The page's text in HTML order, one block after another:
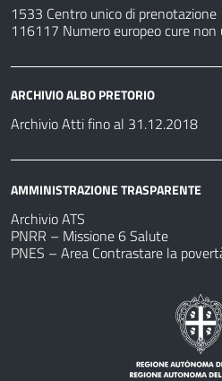
1533 Centro unico di prenotazione
116117 Numero europeo cure
ARCHIVIO ALBO PRETORIO
Archivio Atti fino al 31.12.2018
AMMINISTRAZIONE TRASPARENTE
Archivio ATS
PNRR – Missione 6 Salute
PNES – Area Contrastare la